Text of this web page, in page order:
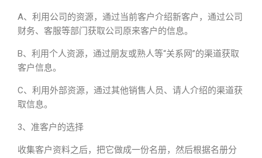
A、利用公司的资源，通过当前客户介绍新客户，通过公司
财务、客服等部门获取公司原来客户的信息。
B、利用个人资源，通过朋友或熟人等“关系网”的渠道获取
客户信息。
C、利用外部资源，通过其他销售人员、请人介绍的渠道获
取信息。
3、准客户的选择
收集客户资料之后，把它做成一份名册，然后根据名册分